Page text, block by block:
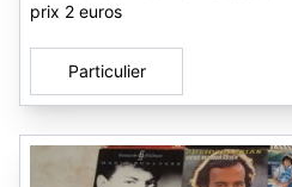
prix 2 euros
Particulier